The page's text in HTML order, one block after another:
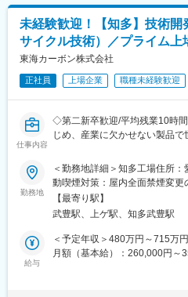
・平均年収932万！ 歩合だけ
円のインセン支給
・年間目標6～7棟、ほぼ全員達
・契約時だけじゃない！着工
目ごとに翌月インセン支給◎軌
・実績を上げると歩合率が倍に
＜年収例＞
3年目 主任 1284万／４年
☆働く環境
上司や先輩のサポートが手厚
能♪
年休120日、残業月20～30h、
変更の範囲：会社の定める業務
※基本的に、設備保全やメンテ
※各々に任せる風土で裁量は大
から若手社員が議論や調整をし
・残業：月20～30時間程度（
・出張：半年～年1年に1回程度
・離職率：2.5％
【配属先】
（勤務地（1））化薬事業部
愛知県知多郡武豊町字北小松谷
福島県西白河郡西郷村大字長坂
入社後数か月は、当社化薬事
未経験歓迎！【知多】技術開
サイクル技術）／プライム上
東海カーボン株式会社
正社員 上場企業 職種未経験歓迎
仕事内容
◇第二新卒歓迎/平均残業10時
じめ、産業に欠かせない製品で
■業務内容
知多研究所第一研究室にて、
な要素技術の開発業務を担当い
また、顧客対応や大学との共同
す。
■配属先
勤務地
＜勤務地詳細＞知多工場住所
動喫煙対策：屋内全面禁煙変更
モートワーク含む）
【最寄り駅】
武豊駅、上ゲ駅、知多武豊駅
給与
＜予定年収＞480万円～715万
月額（基本給）：260,000円～